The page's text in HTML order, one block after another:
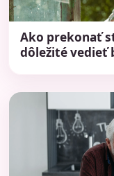
Ako prekonať
dôležité vedieť